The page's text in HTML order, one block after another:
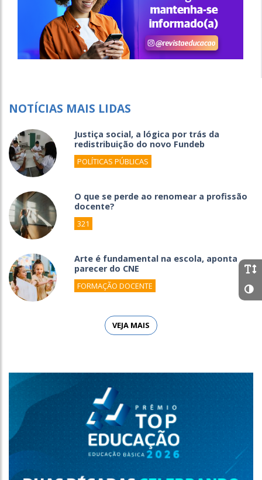
NOTÍCIAS MAIS LIDAS
Justiça social, a lógica por trás da
redistribuição do novo Fundeb
POLÍTICAS PÚBLICAS
O que se perde ao renomear a profissão
docente?
321
Arte é fundamental na escola, aponta
parecer do CNE
FORMAÇÃO DOCENTE
VEJA MAIS